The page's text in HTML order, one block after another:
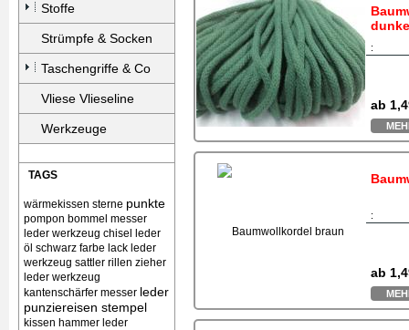
Stoffe
Strümpfe & Socken
Taschengriffe & Co
Vliese Vlieseline
Werkzeuge
TAGS
wärmekissen sterne punkte
pompon bommel messer
leder werkzeug chisel
leder
öl schwarz farbe lack leder
werkzeug sattler rillen zieher
leder werkzeug
kantenschärfer messer leder
punziereisen stempel
kissen hammer leder
:
ab
:
ab